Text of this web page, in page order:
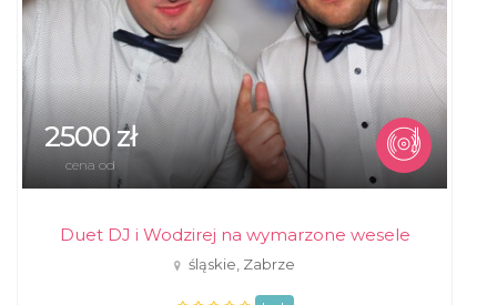
2500 zł
cena od
Duet DJ i Wodzirej na wymarzone wesele
śląskie, Zabrze